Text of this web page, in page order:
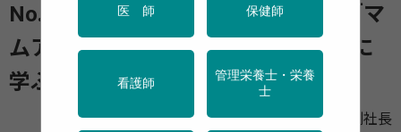
No.3 地域×企業×専門職がつながる「マ
ムアップパーク」事例集ー先進事例に
学ぶ、職場への応用ヒント
PR
つくばウエルネスリサーチ 取締役副社長
医 師 保健師
看護師
管理栄養士・栄養
士